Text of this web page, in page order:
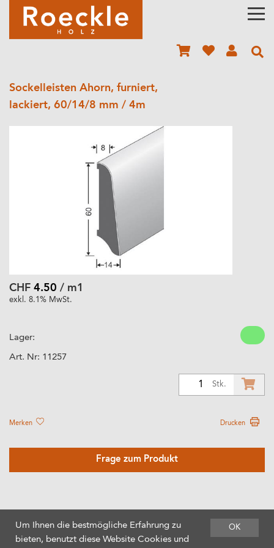
Sockelleisten Ahorn, furniert,
lackiert, 60/14/8 mm / 4m
CHF 4.50 / m1
exkl. 8.1% MwSt.
Lager:
Art. Nr: 11257
Stk.
Merken Drucken
Frage zum Produkt
OK
Um Ihnen die bestmögliche Erfahrung zu
bieten, benutzt diese Website Cookies und